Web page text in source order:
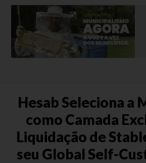
Hesab Seleciona a
como Camada
Liquidação de
seu Global Self-